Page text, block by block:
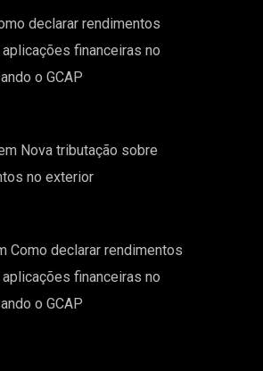
declarar rendimentos
financeiras no
o GCAP
Nova tributação sobre
no exterior
Como declarar rendimentos
financeiras no
o GCAP